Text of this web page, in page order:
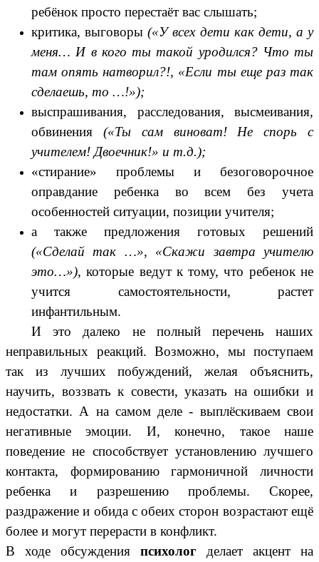
ребёнок просто перестаёт вас слышать;
критика, выговоры(«У всех дети как дети, а у
меня… И в кого ты такой уродился? Что ты
там опять натворил?!, «Если ты еще раз так
сделаешь, то …!»);
выспрашивания, расследования, высмеивания,
обвинения («Ты сам виноват! Не спорь с
учителем! Двоечник!» и т.д.);
«стирание» проблемы и безоговорочное
оправдание ребенка во всем без учета
особенностей ситуации, позиции учителя;
а также предложения готовых решений
(«Сделай так …», «Скажи завтра учителю
это…»), которые ведут к тому, что ребенок не
учится самостоятельности, растет
инфантильным.
И это далеко не полный перечень наших
неправильных реакций. Возможно, мы поступаем
так из лучших побуждений, желая объяснить,
научить, воззвать к совести, указать на ошибки и
недостатки. А на самом деле - выплёскиваем свои
негативные эмоции. И, конечно, такое наше
поведение не способствует установлению лучшего
контакта, формированию гармоничной личности
ребенка и разрешению проблемы. Скорее,
раздражение и обида с обеих сторон возрастают ещё
более и могут перерасти в конфликт.
В ходе обсуждения психолог делает акцент на